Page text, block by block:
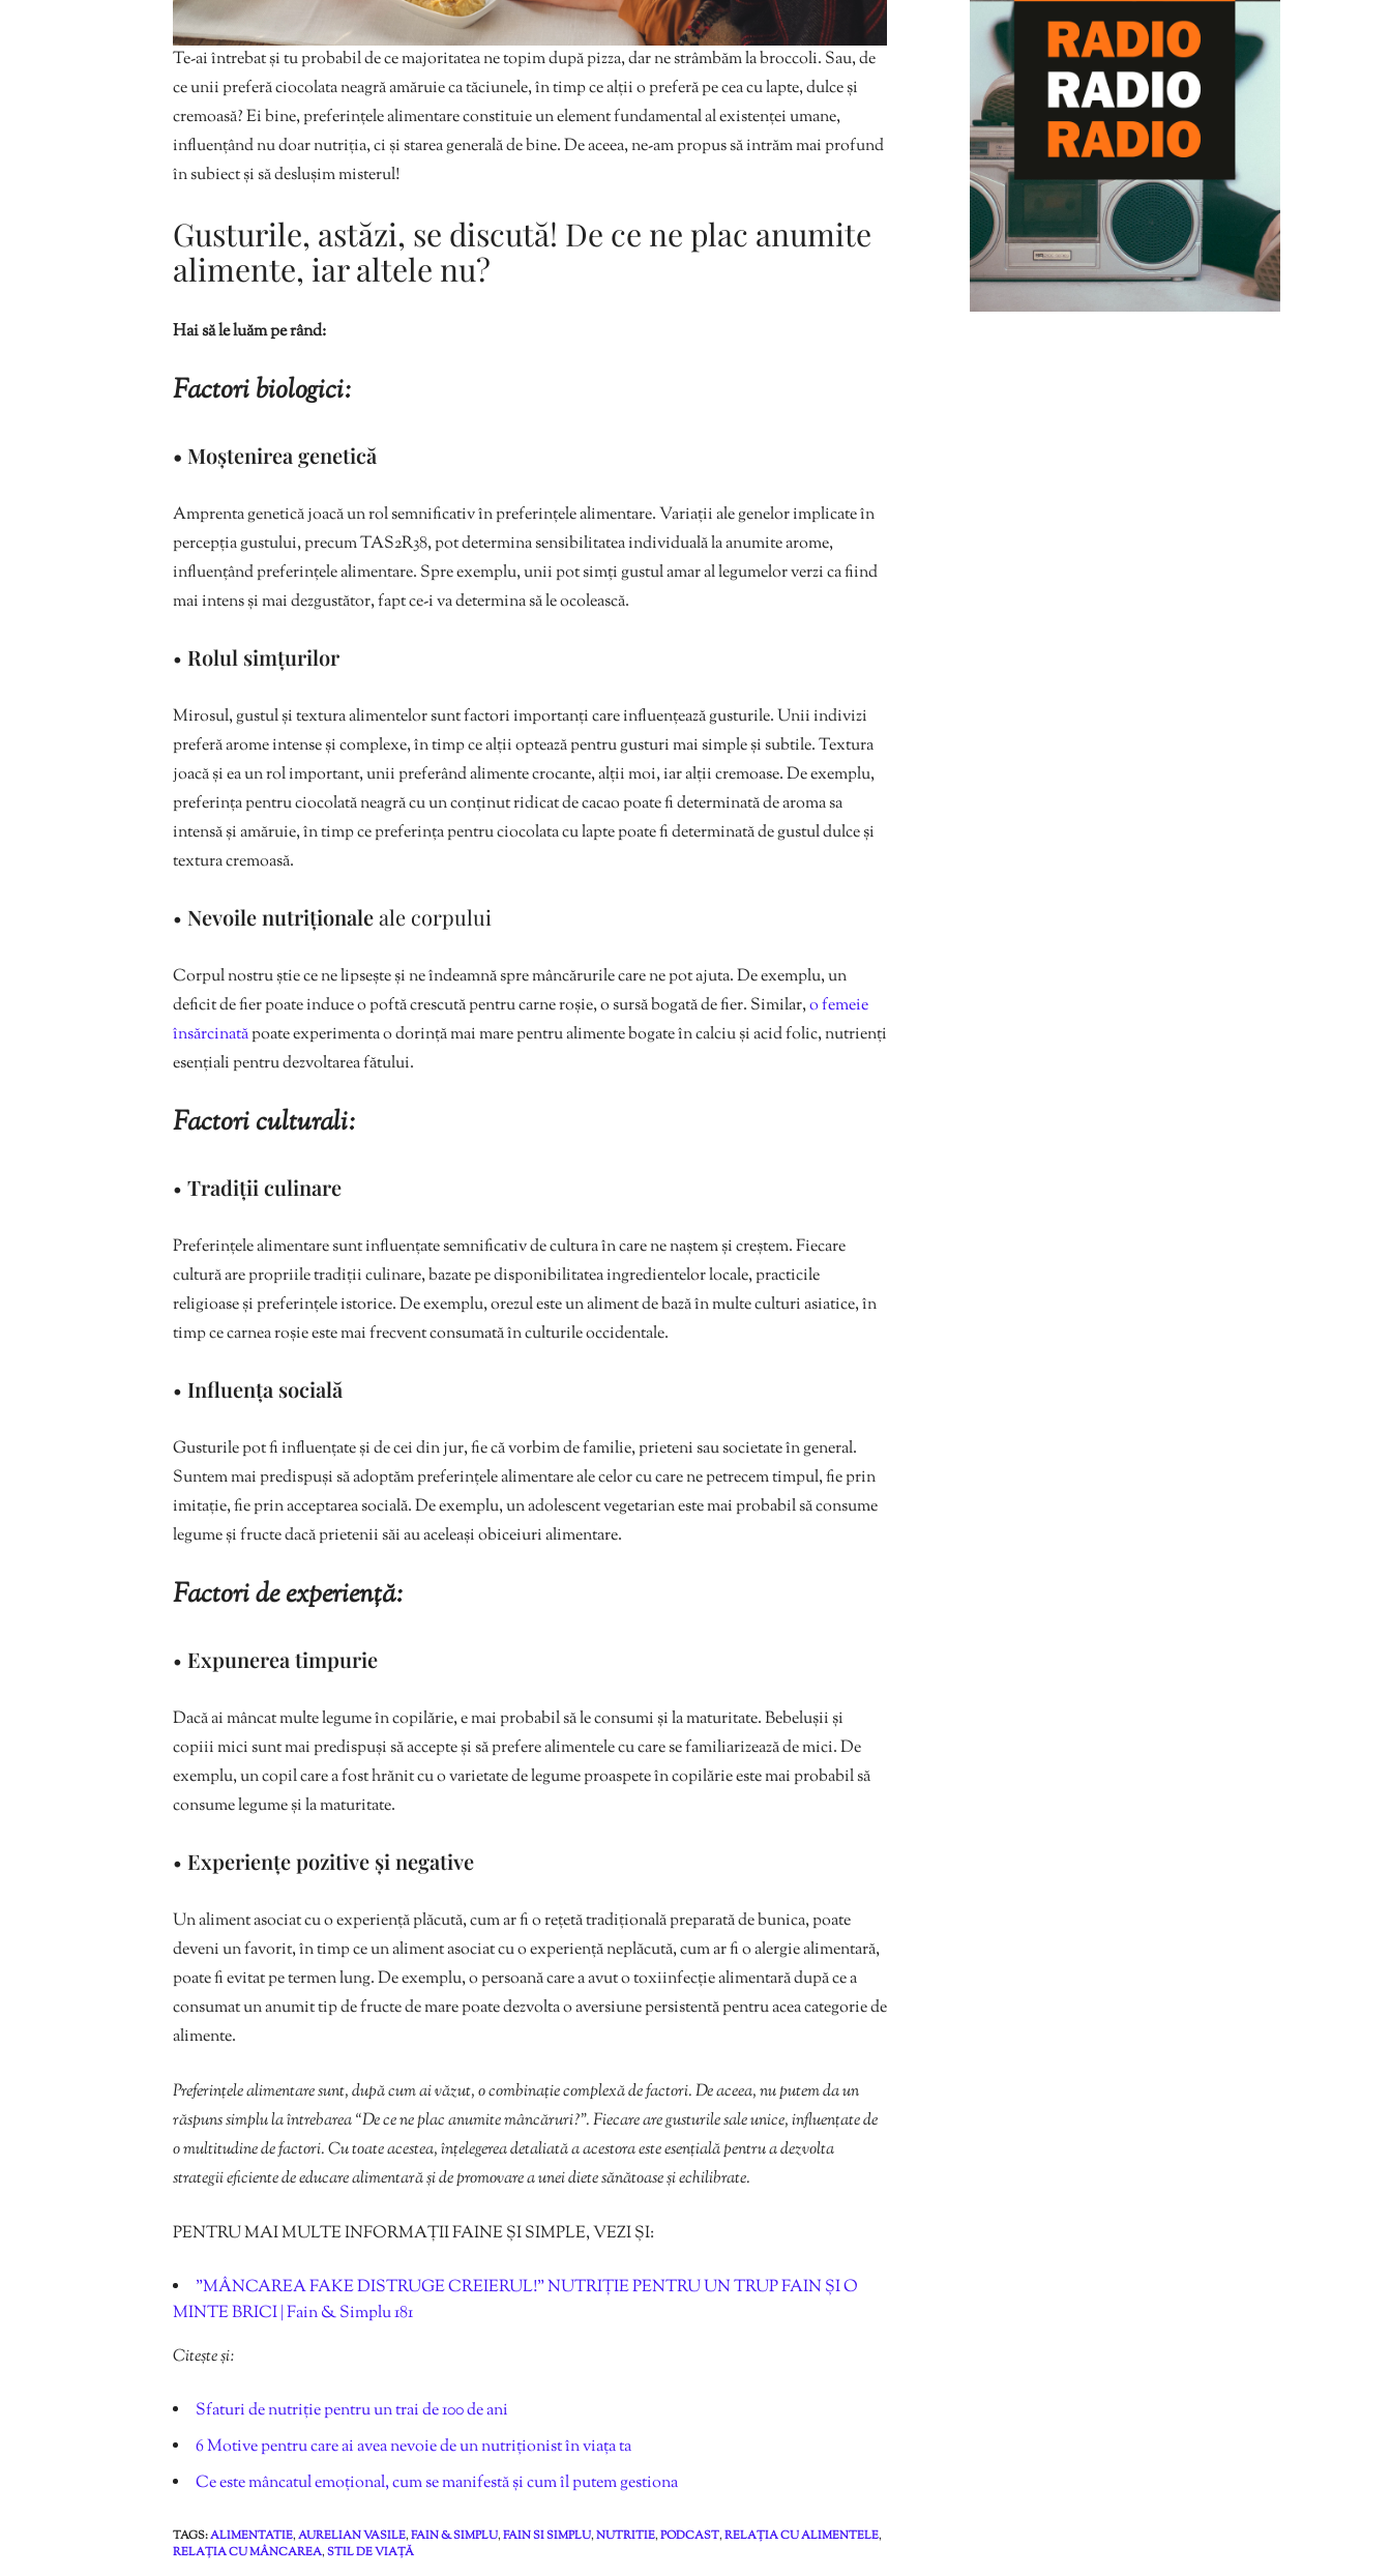
Te-ai întrebat și tu probabil de ce majoritatea ne topim după pizza, dar ne strâmbăm la broccoli. Sau, de
ce unii preferă ciocolata neagră amăruie ca tăciunele, în timp ce alții o preferă pe cea cu lapte, dulce și
cremoasă? Ei bine, preferințele alimentare constituie un element fundamental al existenței umane,
influențând nu doar nutriția, ci și starea generală de bine. De aceea, ne-am propus să intrăm mai profund
în subiect și să deslușim misterul!
Gusturile, astăzi, se discută! De ce ne plac anumite
alimente, iar altele nu?
Hai să le luăm pe rând:
Factori biologici:
• Moștenirea genetică
Amprenta genetică joacă un rol semnificativ în preferințele alimentare. Variații ale genelor implicate în
percepția gustului, precum TAS2R38, pot determina sensibilitatea individuală la anumite arome,
influențând preferințele alimentare. Spre exemplu, unii pot simți gustul amar al legumelor verzi ca fiind
mai intens și mai dezgustător, fapt ce-i va determina să le ocolească.
• Rolul simțurilor
Mirosul, gustul și textura alimentelor sunt factori importanți care influențează gusturile. Unii indivizi
preferă arome intense și complexe, în timp ce alții optează pentru gusturi mai simple și subtile. Textura
joacă și ea un rol important, unii preferând alimente crocante, alții moi, iar alții cremoase. De exemplu,
preferința pentru ciocolată neagră cu un conținut ridicat de cacao poate fi determinată de aroma sa
intensă și amăruie, în timp ce preferința pentru ciocolata cu lapte poate fi determinată de gustul dulce și
textura cremoasă.
• Nevoile nutriționaleale corpului
Corpul nostru știe ce ne lipsește și ne îndeamnă spre mâncărurile care ne pot ajuta. De exemplu, un
deficit de fier poate induce o poftă crescută pentru carne roșie, o sursă bogată de fier. Similar,o femeie
însărcinatăpoate experimenta o dorință mai mare pentru alimente bogate în calciu și acid folic, nutrienți
esențiali pentru dezvoltarea fătului.
Factori culturali:
• Tradiții culinare
Preferințele alimentare sunt influențate semnificativ de cultura în care ne naștem și creștem. Fiecare
cultură are propriile tradiții culinare, bazate pe disponibilitatea ingredientelor locale, practicile
religioase și preferințele istorice. De exemplu, orezul este un aliment de bază în multe culturi asiatice, în
timp ce carnea roșie este mai frecvent consumată în culturile occidentale.
• Influența socială
Gusturile pot fi influențate și de cei din jur, fie că vorbim de familie, prieteni sau societate în general.
Suntem mai predispuși să adoptăm preferințele alimentare ale celor cu care ne petrecem timpul, fie prin
imitație, fie prin acceptarea socială. De exemplu, un adolescent vegetarian este mai probabil să consume
legume și fructe dacă prietenii săi au aceleași obiceiuri alimentare.
Factori de experiență:
• Expunerea timpurie
Dacă ai mâncat multe legume în copilărie, e mai probabil să le consumi și la maturitate. Bebelușii și
copiii mici sunt mai predispuși să accepte și să prefere alimentele cu care se familiarizează de mici. De
exemplu, un copil care a fost hrănit cu o varietate de legume proaspete în copilărie este mai probabil să
consume legume și la maturitate.
• Experiențe pozitive și negative
Un aliment asociat cu o experiență plăcută, cum ar fi o rețetă tradițională preparată de bunica, poate
deveni un favorit, în timp ce un aliment asociat cu o experiență neplăcută, cum ar fi o alergie alimentară,
poate fi evitat pe termen lung. De exemplu, o persoană care a avut o toxiinfecție alimentară după ce a
consumat un anumit tip de fructe de mare poate dezvolta o aversiune persistentă pentru acea categorie de
alimente.
Preferințele alimentare sunt, după cum ai văzut, o combinație complexă de factori. De aceea, nu putem da un
răspuns simplu la întrebarea “De ce ne plac anumite mâncăruri?”. Fiecare are gusturile sale unice, influențate de
o multitudine de factori. Cu toate acestea, înțelegerea detaliată a acestora este esențială pentru a dezvolta
strategii eficiente de educare alimentară și de promovare a unei diete sănătoase și echilibrate.
PENTRU MAI MULTE INFORMAȚII FAINE ȘI SIMPLE, VEZI ȘI:
”MÂNCAREA FAKE DISTRUGE CREIERUL!” NUTRIȚIE PENTRU UN TRUP FAIN ȘI O
MINTE BRICI | Fain & Simplu 181
Citește și:
Sfaturi de nutriție pentru un trai de 100 de ani
6 Motive pentru care ai avea nevoie de un nutriționist în viața ta
Ce este mâncatul emoțional, cum se manifestă și cum îl putem gestiona
TAGS:ALIMENTATIE,AURELIAN VASILE,FAIN & SIMPLU,FAIN SI SIMPLU,NUTRITIE,PODCAST,RELAȚIA CU ALIMENTELE,
RELAȚIA CU MÂNCAREA,STIL DE VIAȚĂ